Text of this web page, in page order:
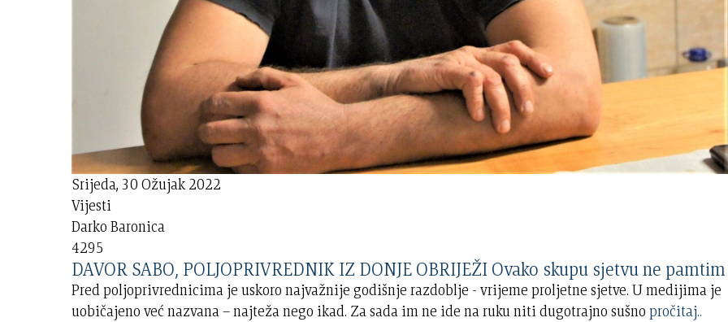
Srijeda, 30 Ožujak 2022
Vijesti
Darko Baronica
4295
DAVOR SABO, POLJOPRIVREDNIK IZ DONJE OBRIJEŽI Ovako skupu sjetvu ne pamtim
Pred poljoprivrednicima je uskoro najvažnije godišnje razdoblje - vrijeme proljetne sjetve. U medijima je
uobičajeno već nazvana – najteža nego ikad. Za sada im ne ide na ruku niti dugotrajno sušnopročitaj..